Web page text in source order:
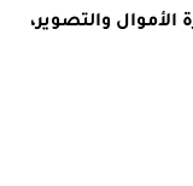
والتصوير،